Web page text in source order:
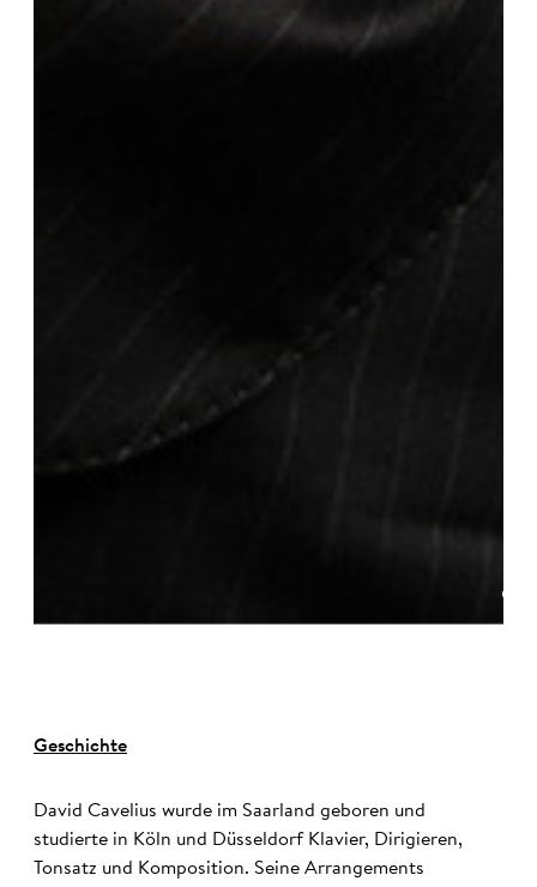
©
Geschichte
David Cavelius wurde im Saarland geboren und
studierte in Köln und Düsseldorf Klavier, Dirigieren,
Tonsatz und Komposition. Seine Arrangements